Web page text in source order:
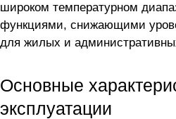
широком температурном
функциями, снижающими
для жилых и
Основные
эксплуатации